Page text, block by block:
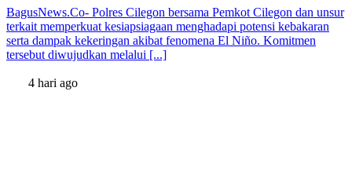
BagusNews.Co- Polres Cilegon bersama Pemkot Cilegon dan unsur
terkait memperkuat kesiapsiagaan menghadapi potensi kebakaran
serta dampak kekeringan akibat fenomena El Niño. Komitmen
tersebut diwujudkan melalui [...]
4 hari ago